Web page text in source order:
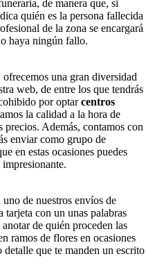
de manera que, si
quién es la persona fallecida
de la zona se encargará
haya ningún fallo.
ofrecemos una gran diversidad
web, de entre los que tendrás
por optarcentros
la calidad a la hora de
precios. Además, contamos con
enviar como grupo de
en estas ocasiones puedes
uno de nuestros envíos de
tarjeta con un unas palabras
de quién proceden las
ramos de flores en ocasiones
que te manden un escrito